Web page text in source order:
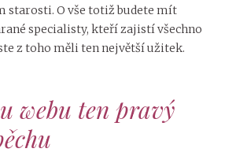
starosti. O vše totiž budete mít
specialisty, kteří zajistí všechno
z toho měli ten největší užitek.
webu ten pravý